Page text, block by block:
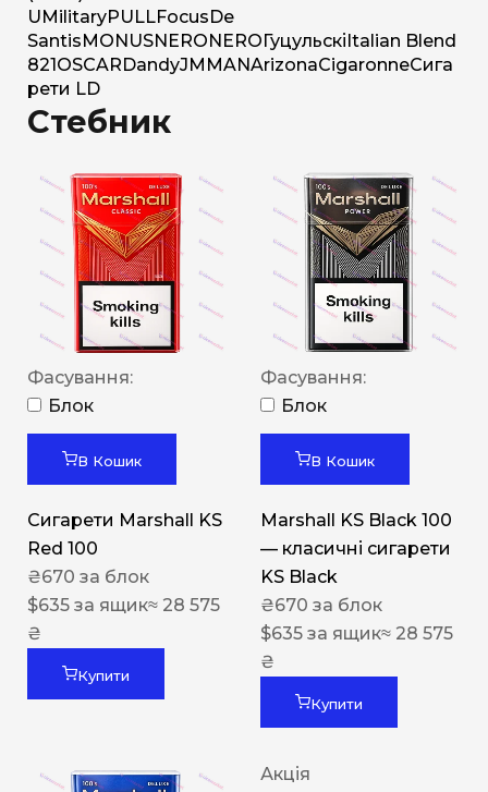
U MilitaryPULLFocus De
Santis MONUSNERO NERO Гуцульскі Italian Blend
821 OSCAR DandyJM MANArizonaCigaronneСига
рети LD
Стебник
Фасування:
Блок
В Кошик
Сигарети Marshall KS
Red 100
₴670 за блок
$635 за ящик≈ 28 575
₴
Купити
Фасування:
Блок
В Кошик
Marshall KS Black 100
— класичні сигарети
KS Black
₴670 за блок
$635 за ящик≈ 28 575
₴
Купити
Акція